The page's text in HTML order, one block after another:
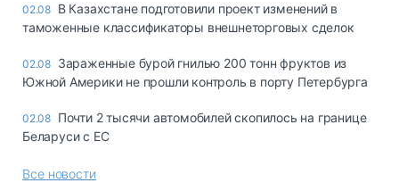
02.08 В Казахстане подготовили проект изменений в
таможенные классификаторы внешнеторговых сделок
02.08 Зараженные бурой гнилью 200 тонн фруктов из
Южной Америки не прошли контроль в порту Петербурга
02.08 Почти 2 тысячи автомобилей скопилось на границе
Беларуси с ЕС
Все новости